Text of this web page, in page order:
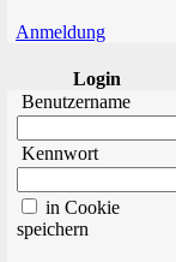
Anmeldung
Login
Benutzername
Kennwort
in Cookie
speichern